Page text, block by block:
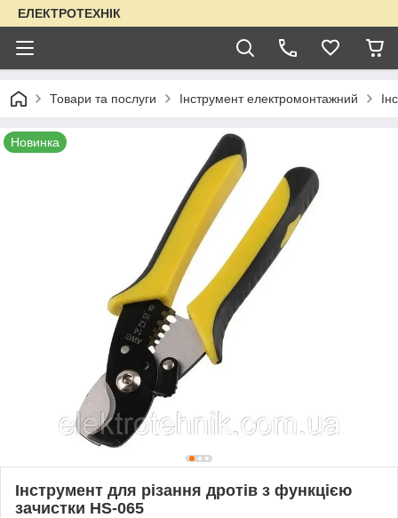
ЕЛЕКТРОТЕХНІК
Товари та послуги Інструмент електромонтажний
Новинка
Інструмент для різання дротів з функцією
зачистки HS-065